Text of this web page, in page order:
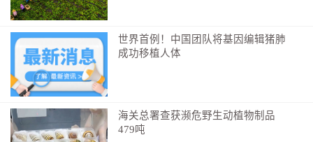
部，防护力度也因法条严苛程度与执行力度不同而存在
编辑：周梓维
世界首例！中国团队将基因编辑猪肺
成功移植人体
海关总署查获濒危野生动植物制品
479吨